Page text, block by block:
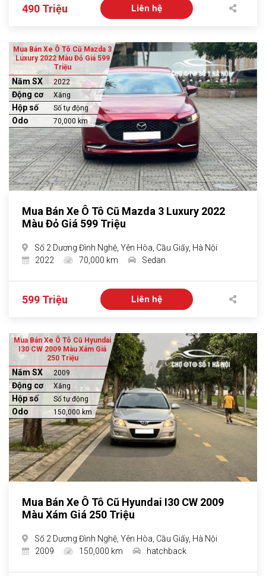
490 Triệu Liên hệ
Mua Bán Xe Ô Tô Cũ Mazda 3
Luxury 2022 Màu Đỏ Giá 599
Triệu
Năm SX 2022
Động cơ Xăng
Hộp số Số tự động
Odo 70,000 km
Mua Bán Xe Ô Tô Cũ Mazda 3 Luxury 2022
Màu Đỏ Giá 599 Triệu
Số 2 Dương Đình Nghệ, Yên Hòa, Cầu Giấy, Hà Nội
2022
70,000 km Sedan
599 Triệu Liên hệ
Mua Bán Xe Ô Tô Cũ Hyundai
I30 CW 2009 Màu Xám Giá
250 Triệu
Năm SX 2009
Động cơ Xăng
Hộp số Số tự động
Odo 150,000 km
Mua Bán Xe Ô Tô Cũ Hyundai I30 CW 2009
Màu Xám Giá 250 Triệu
Số 2 Dương Đình Nghệ, Yên Hòa, Cầu Giấy, Hà Nội
2009
150,000 km hatchback